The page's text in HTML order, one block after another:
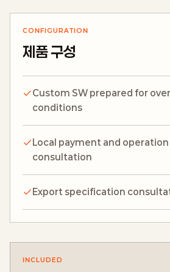
CONFIGURATION
제품 구성
Custom SW prepared for
conditions
Local payment and
consultation
Export specification
INCLUDED